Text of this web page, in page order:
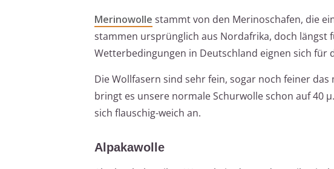
Merinowolle stammt von den Merinoschafen, die
stammen ursprünglich aus Nordafrika, doch längst
Wetterbedingungen in Deutschland eignen sich für
Die Wollfasern sind sehr fein, sogar noch feiner
bringt es unsere normale Schurwolle schon auf
sich flauschig-weich an.
Alpakawolle